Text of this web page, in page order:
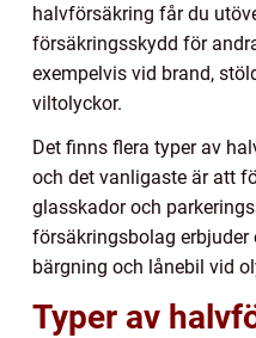
halvförsäkring får du
försäkringsskydd för
exempelvis vid brand,
viltolyckor.
Det finns flera typer av
och det vanligaste är att
glasskador och
försäkringsbolag
bärgning och lånebil vid
Typer av